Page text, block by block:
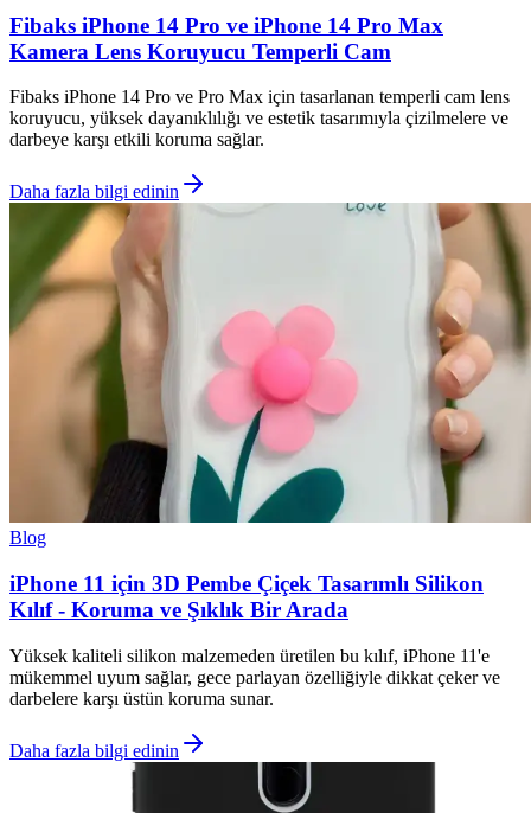
Fibaks iPhone 14 Pro ve iPhone 14 Pro Max
Kamera Lens Koruyucu Temperli Cam
Fibaks iPhone 14 Pro ve Pro Max için tasarlanan temperli cam lens
koruyucu, yüksek dayanıklılığı ve estetik tasarımıyla çizilmelere ve
darbeye karşı etkili koruma sağlar.
Daha fazla bilgi edinin
Blog
iPhone 11 için 3D Pembe Çiçek Tasarımlı Silikon
Kılıf - Koruma ve Şıklık Bir Arada
Yüksek kaliteli silikon malzemeden üretilen bu kılıf, iPhone 11'e
mükemmel uyum sağlar, gece parlayan özelliğiyle dikkat çeker ve
darbelere karşı üstün koruma sunar.
Daha fazla bilgi edinin